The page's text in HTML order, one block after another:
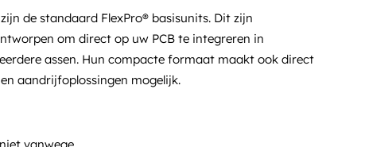
de standaard FlexPro® basisunits. Dit zijn
om direct op uw PCB te integreren in
assen. Hun compacte formaat maakt ook direct
aandrijfoplossingen mogelijk.
vanwege